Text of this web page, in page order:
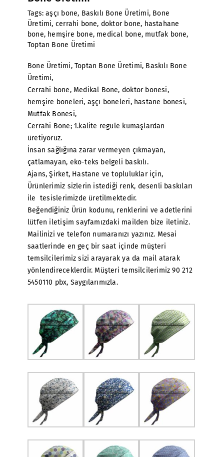
Tags:aşçı bone, Baskılı Bone Üretimi, Bone
Üretimi, cerrahi bone, doktor bone, hastahane
bone, hemşire bone, medical bone, mutfak bone,
Toptan Bone Üretimi
Bone Üretimi, Toptan Bone Üretimi, Baskılı Bone
Üretimi,
Cerrahi bone, Medikal Bone, doktor bonesi,
hemşire boneleri, aşçı boneleri, hastane bonesi,
Mutfak Bonesi,
Cerrahi Bone; 1.kalite regule kumaşlardan
üretiyoruz.
İnsan sağlığına zarar vermeyen çıkmayan,
çatlamayan, eko-teks belgeli baskılı.
Ajans, Şirket, Hastane ve topluluklar için,
Ürünlerimiz sizlerin istediği renk, desenli baskıları
ile tesislerimizde üretilmektedir.
Beğendiğiniz Ürün kodunu, renklerini ve adetlerini
lütfen iletişim sayfamızdaki mailden bize iletiniz.
Mailinizi ve telefon numaranızı yazınız. Mesai
saatlerinde en geç bir saat içinde müşteri
temsilcilerimiz sizi arayarak ya da mail atarak
yönlendireceklerdir. Müşteri temsilcilerimiz 90 212
5450110 pbx, Saygılarımızla.